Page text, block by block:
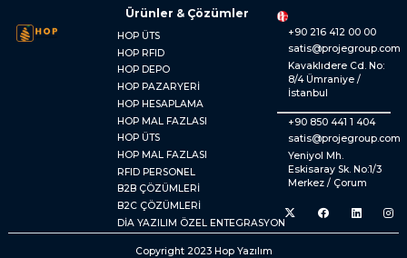
Ürünler & Çözümler
HOP ÜTS
HOP RFID
HOP DEPO
HOP PAZARYERİ
HOP HESAPLAMA
HOP MAL FAZLASI
HOP ÜTS
HOP MAL FAZLASI
RFID PERSONEL
B2B ÇÖZÜMLERİ
B2C ÇÖZÜMLERİ
DİA YAZILIM ÖZEL ENTEGRASYON
+90 216 412 00 00
satis@projegroup.com
Kavaklıdere Cd. No:
8/4 Ümraniye /
İstanbul
+90 850 441 1 404
satis@projegroup.com
Yeniyol Mh.
Eskisaray Sk. No:1/3
Merkez / Çorum
Copyright 2023 Hop Yazılım